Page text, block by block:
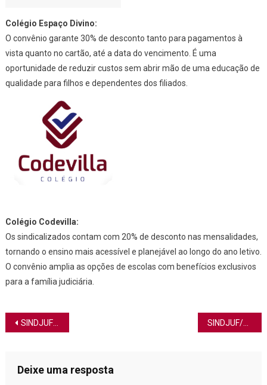
Colégio Espaço Divino:
O convênio garante 30% de desconto tanto para pagamentos à
vista quanto no cartão, até a data do vencimento. É uma
oportunidade de reduzir custos sem abrir mão de uma educação de
qualidade para filhos e dependentes dos filiados.
Colégio Codevilla:
Os sindicalizados contam com 20% de desconto nas mensalidades,
tornando o ensino mais acessível e planejável ao longo do ano letivo.
O convênio amplia as opções de escolas com benefícios exclusivos
para a família judiciária.
Navegação de Post
SINDJUF/PB REFORÇA DIÁLOGO INSTITUCIONAL DURANTE POSSE NO TRT-13 SINDJUF/PB CONVOCA REUNIÃO PARA DISCUTIR PLANEJAMENTO E NOVAS DIRETRIZES SINDICAIS
Deixe uma resposta